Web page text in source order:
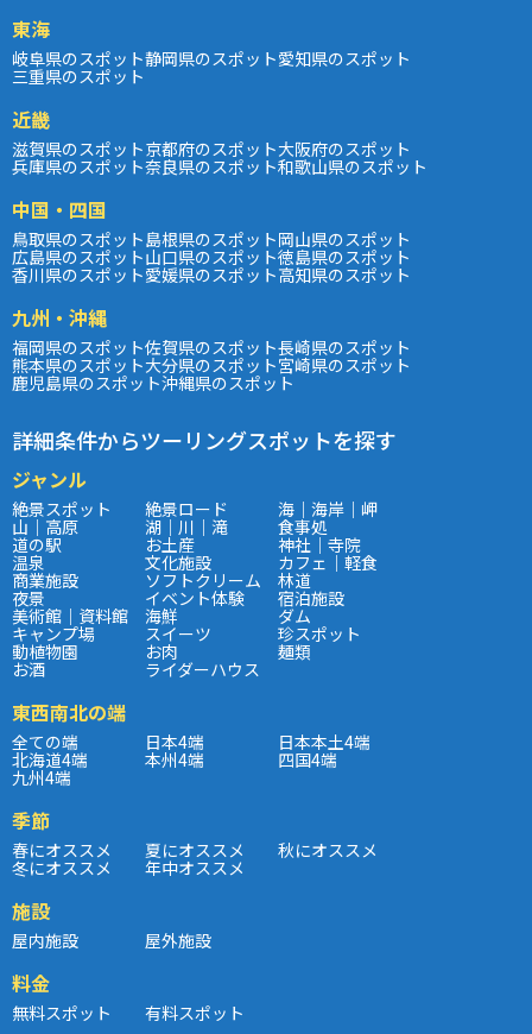
東海
岐阜県のスポット静岡県のスポット愛知県のスポット
三重県のスポット
近畿
滋賀県のスポット京都府のスポット大阪府のスポット
兵庫県のスポット奈良県のスポット和歌山県のスポット
中国・四国
鳥取県のスポット島根県のスポット岡山県のスポット
広島県のスポット山口県のスポット徳島県のスポット
香川県のスポット愛媛県のスポット高知県のスポット
九州・沖縄
福岡県のスポット佐賀県のスポット長崎県のスポット
熊本県のスポット大分県のスポット宮崎県のスポット
鹿児島県のスポット沖縄県のスポット
詳細条件からツーリングスポットを探す
ジャンル
絶景スポット 絶景ロード 海｜海岸｜岬
山｜高原 湖｜川｜滝 食事処
道の駅 お土産 神社｜寺院
温泉 文化施設 カフェ｜軽食
商業施設 ソフトクリーム 林道
夜景 イベント体験 宿泊施設
美術館｜資料館 海鮮 ダム
キャンプ場 スイーツ 珍スポット
動植物園 お肉 麺類
お酒 ライダーハウス
東西南北の端
全ての端 日本4端 日本本土4端
北海道4端 本州4端 四国4端
九州4端
季節
春にオススメ 夏にオススメ 秋にオススメ
冬にオススメ 年中オススメ
施設
屋内施設 屋外施設
料金
無料スポット 有料スポット